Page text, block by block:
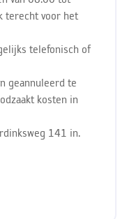
terecht voor het
telefonisch of
geannuleerd te
kosten in
141 in.